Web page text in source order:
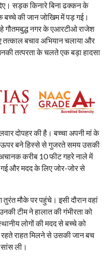
सड़क किनारे बिना ढक्कन के
बच्चे की जान जोखिम में पड़ गई।
गौतमबुद्ध नगर के एआरटीओ राजेश
तत्काल बचाव अभियान चलाया और
तत्परता के चलते एक बड़ा हादसा
दोपहर की है। बच्चा अपनी मां के
ऊपर बने हिस्से से गुजरते समय उसकी
करीब 10 फीट गहरे नाले में
गई और मदद के लिए जोर-जोर से
मौके पर पहुंचे। इसी दौरान वहां
टीम ने हालात की गंभीरता को
लोगों की मदद से बच्चे को
रहते राहत मिलने से उसकी जान बच
ली।